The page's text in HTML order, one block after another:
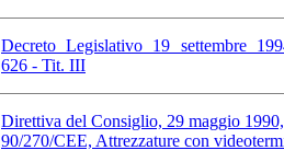
Decreto Legislativo 19 settembre
626 - Tit. III
Direttiva del Consiglio, 29 maggio 1990,
90/270/CEE, Attrezzature con